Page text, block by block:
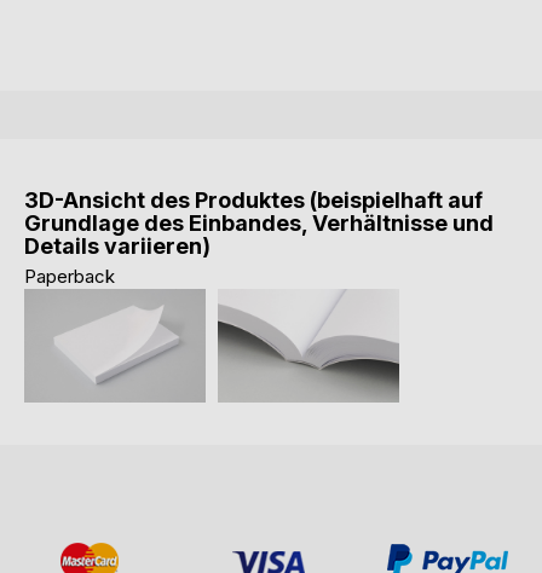
3D-Ansicht des Produktes (beispielhaft auf
Grundlage des Einbandes, Verhältnisse und
Details variieren)
Paperback